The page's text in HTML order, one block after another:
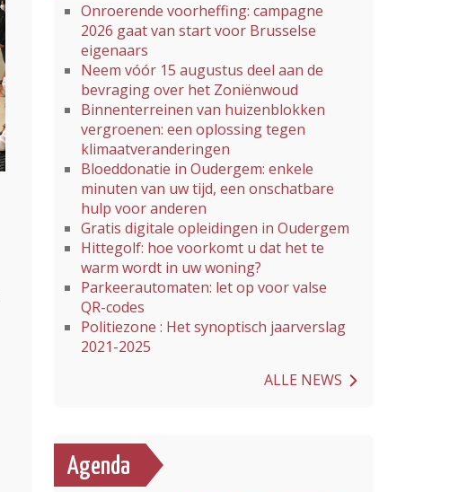
Onroerende voorheffing: campagne
2026 gaat van start voor Brusselse
eigenaars
Neem vóór 15 augustus deel aan de
bevraging over het Zoniënwoud
Binnenterreinen van huizenblokken
vergroenen: een oplossing tegen
klimaatveranderingen
Bloeddonatie in Oudergem: enkele
minuten van uw tijd, een onschatbare
hulp voor anderen
Gratis digitale opleidingen in Oudergem
Hittegolf: hoe voorkomt u dat het te
warm wordt in uw woning?
Parkeerautomaten: let op voor valse
QR-codes
Politiezone : Het synoptisch jaarverslag
2021-2025
ALLE NEWS
Agenda